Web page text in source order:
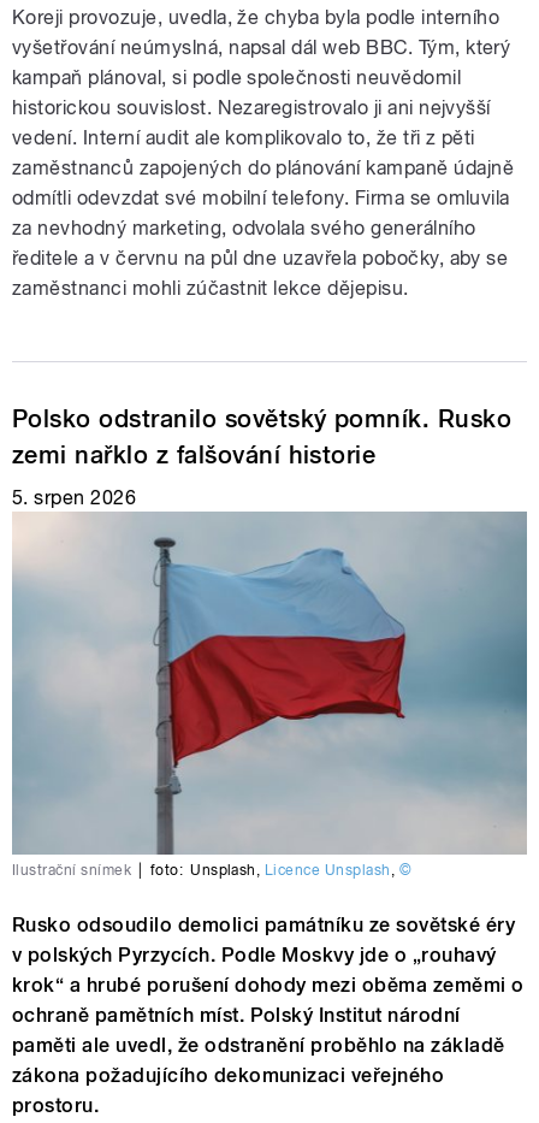
Koreji provozuje, uvedla, že chyba byla podle interního
vyšetřování neúmyslná, napsal dál web BBC. Tým, který
kampaň plánoval, si podle společnosti neuvědomil
historickou souvislost. Nezaregistrovalo ji ani nejvyšší
vedení. Interní audit ale komplikovalo to, že tři z pěti
zaměstnanců zapojených do plánování kampaně údajně
odmítli odevzdat své mobilní telefony. Firma se omluvila
za nevhodný marketing, odvolala svého generálního
ředitele a v červnu na půl dne uzavřela pobočky, aby se
zaměstnanci mohli zúčastnit lekce dějepisu.
Polsko odstranilo sovětský pomník. Rusko
zemi nařklo z falšování historie
5. srpen 2026
Ilustrační snímek foto: Unsplash , Licence Unsplash , ©
Rusko odsoudilo demolici památníku ze sovětské éry
v polských Pyrzycích. Podle Moskvy jde o „rouhavý
krok“ a hrubé porušení dohody mezi oběma zeměmi o
ochraně pamětních míst. Polský Institut národní
paměti ale uvedl, že odstranění proběhlo na základě
zákona požadujícího dekomunizaci veřejného
prostoru.